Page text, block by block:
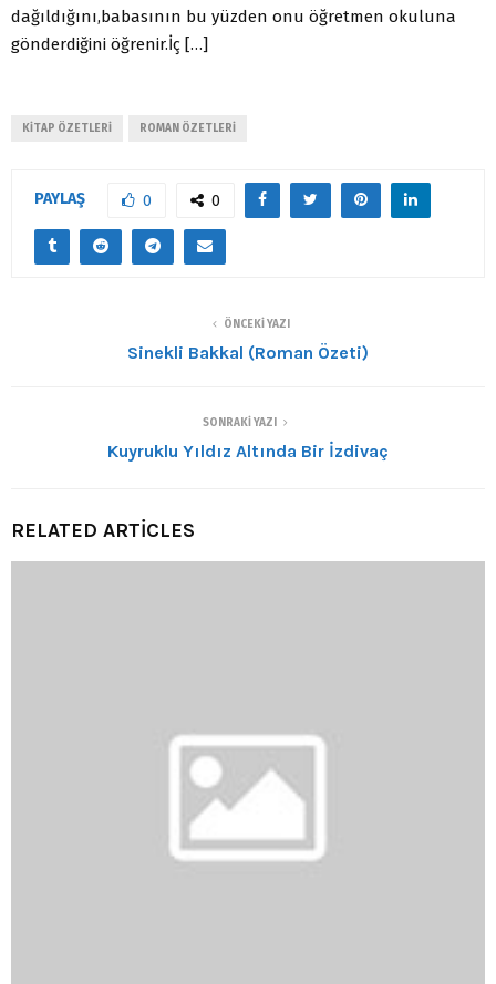
dağıldığını,babasının bu yüzden onu öğretmen okuluna
gönderdiğini öğrenir.İç […]
KITAP ÖZETLERI ROMAN ÖZETLERI
PAYLAŞ 0 0
ÖNCEKI YAZI
Sinekli Bakkal (Roman Özeti)
SONRAKI YAZI
Kuyruklu Yıldız Altında Bir İzdivaç
RELATED ARTICLES